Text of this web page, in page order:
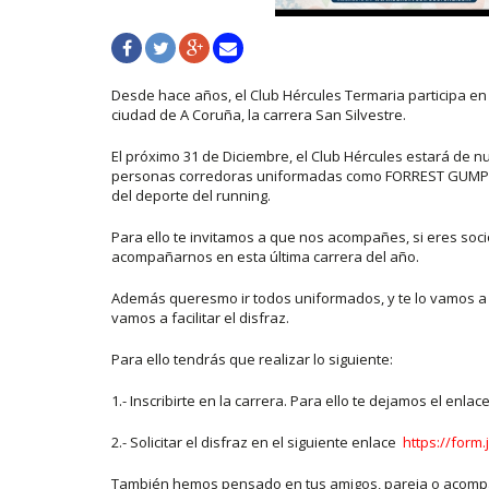
Desde hace años, el Club Hércules Termaria participa
ciudad de A Coruña, la carrera San Silvestre.
El próximo 31 de Diciembre, el Club Hércules estará de
personas corredoras uniformadas como FORREST
del deporte del running.
Para ello te invitamos a que nos acompañes, si eres
acompañarnos en esta última carrera del año.
Además queresmo ir todos uniformados, y te lo vamos
vamos a facilitar el disfraz.
Para ello tendrás que realizar lo siguiente:
1.- Inscribirte en la carrera. Para ello te dejamos el
2.- Solicitar el disfraz en el siguiente enlace https://
También hemos pensado en tus amigos, pareja o